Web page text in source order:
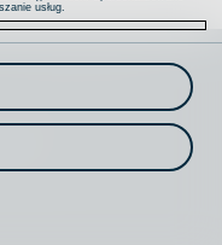
Polityka prywatności
EOG Ustawienia
usług.